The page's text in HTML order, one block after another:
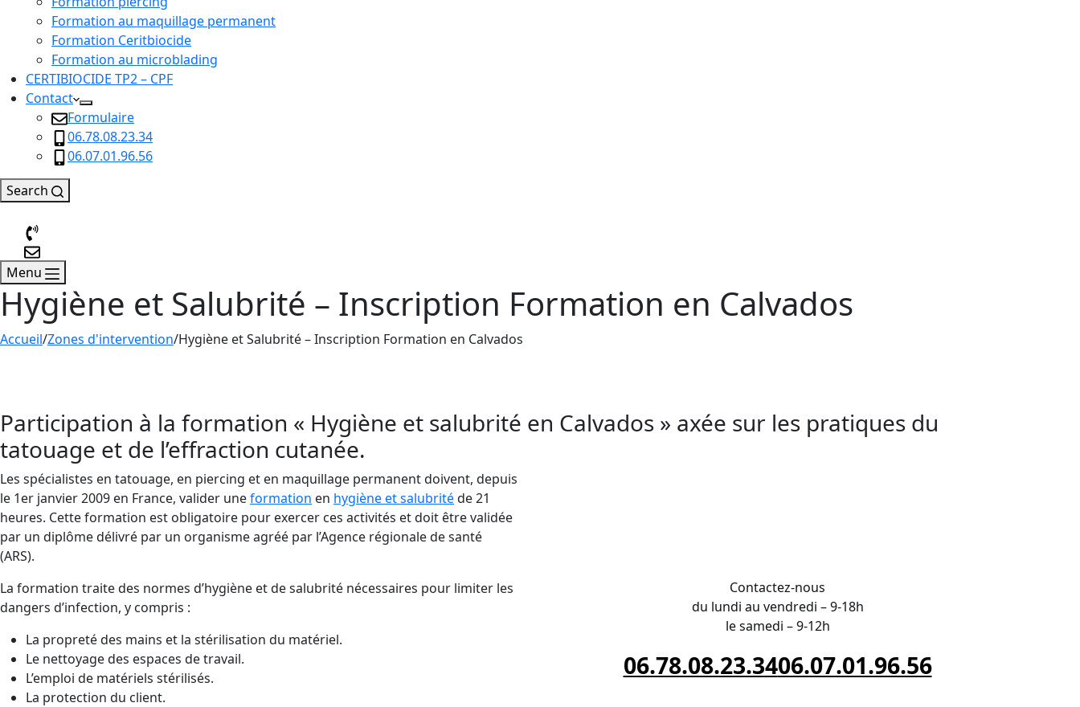
Formation au maquillage permanent
Formation Ceritbiocide
Formation au microblading
CERTIBIOCIDE TP2 – CPF
Contact
Formulaire
06.78.08.23.34
06.07.01.96.56
Search
Menu
Hygiène et Salubrité – Inscription Formation en Calvados
Accueil/Zones d'intervention/Hygiène et Salubrité – Inscription Formation en Calvados
Participation à la formation « Hygiène et salubrité en Calvados » axée sur les pratiques du
tatouage et de l’effraction cutanée.
Les spécialistes en tatouage, en piercing et en maquillage permanent doivent, depuis
le 1er janvier 2009 en France, valider uneformation en hygiène et salubritéde 21
heures. Cette formation est obligatoire pour exercer ces activités et doit être validée
par un diplôme délivré par un organisme agréé par l’Agence régionale de santé
(ARS).
La formation traite des normes d’hygiène et de salubrité nécessaires pour limiter les
dangers d’infection, y compris :
La propreté des mains et la stérilisation du matériel.
Le nettoyage des espaces de travail.
L’emploi de matériels stérilisés.
La protection du client.
Contactez-nous
du lundi au vendredi – 9-18h
le samedi – 9-12h
06.78.08.23.3406.07.01.96.56